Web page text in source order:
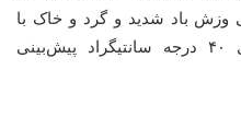
وزش باد شدید و گرد و خاک با
حداقل دمای ۲۲ و حداکثر دمای ۴۰ درجه سانتیگراد پیش‌بینی